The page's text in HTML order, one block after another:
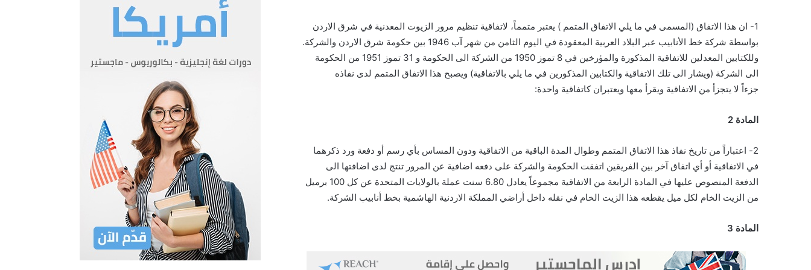
1- ان هذا الاتفاق (المسمى في ما يلي الاتفاق المتمم ) يعتبر متمماً، لاتفاقية تنظيم مرور الزيوت المعدنية في شرق الاردن
بواسطة شركة خط الأنابيب عبر البلاد العربية المعقودة في اليوم الثامن من شهر آب 1946 بين حكومة شرق الاردن والشركة.
وللكتابين المعدلين للاتفاقية المذكورة والمؤرخين في 8 تموز 1950 من الشركة الى الحكومة و 31 تموز 1951 من الحكومة
الى الشركة (ويشار الى تلك الاتفاقية والكتابين المذكورين في ما يلي بالاتفاقية) ويصبح هذا الاتفاق المتمم لدى نفاذه
جزءاً لا يتجزأ من الاتفاقية ويقرأ معها ويعتبران كاتفاقية واحدة:
المادة 2
2- اعتباراً من تاريخ نفاذ هذا الاتفاق المتمم وطوال المدة الباقية من الاتفاقية ودون المساس بأي رسم أو دفعة ورد ذكرهما
في الاتفاقية أو أي اتفاق آخر بين الفريقين اتفقت الحكومة والشركة على دفعه اضافية عن المرور تنتج لدى اضافتها الى
الدفعة المنصوص عليها في المادة الرابعة من الاتفاقية مجموعاً يعادل 6.80 سنت عملة بالولايات المتحدة عن كل 100 برميل
من الزيت الخام لكل ميل يقطعه هذا الزيت الخام في نقله داخل أراضي المملكة الاردنية الهاشمية بخط أنابيب الشركة.
المادة 3